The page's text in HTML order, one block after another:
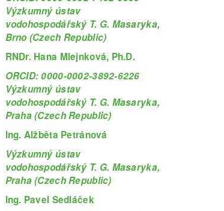
Výzkumný ústav
vodohospodářský T. G. Masaryka,
Brno (Czech Republic)
RNDr. Hana Mlejnková, Ph.D.
ORCID: 0000-0002-3892-6226
Výzkumný ústav
vodohospodářský T. G. Masaryka,
Praha (Czech Republic)
Ing. Alžběta Petránová
Výzkumný ústav
vodohospodářský T. G. Masaryka,
Praha (Czech Republic)
Ing. Pavel Sedláček